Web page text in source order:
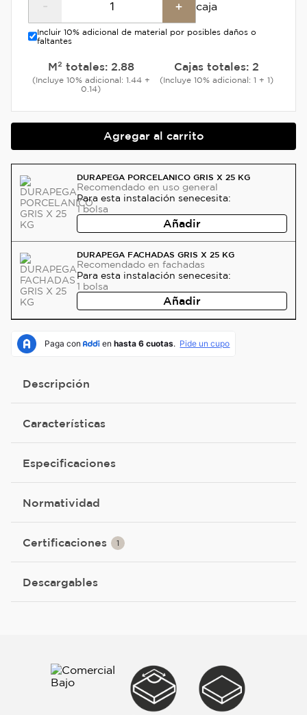
- + caja
Incluir 10% adicional de material por posibles daños o
faltantes
M² totales: 2.88
(Incluye 10% adicional: 1.44 +
0.14)
Cajas totales: 2
(Incluye 10% adicional: 1 + 1)
Agregar al carrito
DURAPEGA PORCELANICO GRIS X 25 KG
Recomendado en uso general
Para esta instalación senecesita:
1 bolsa
Añadir
DURAPEGA FACHADAS GRIS X 25 KG
Recomendado en fachadas
Para esta instalación senecesita:
1 bolsa
Añadir
Descripción
Características
Especificaciones
Normatividad
Certificaciones 1
Descargables